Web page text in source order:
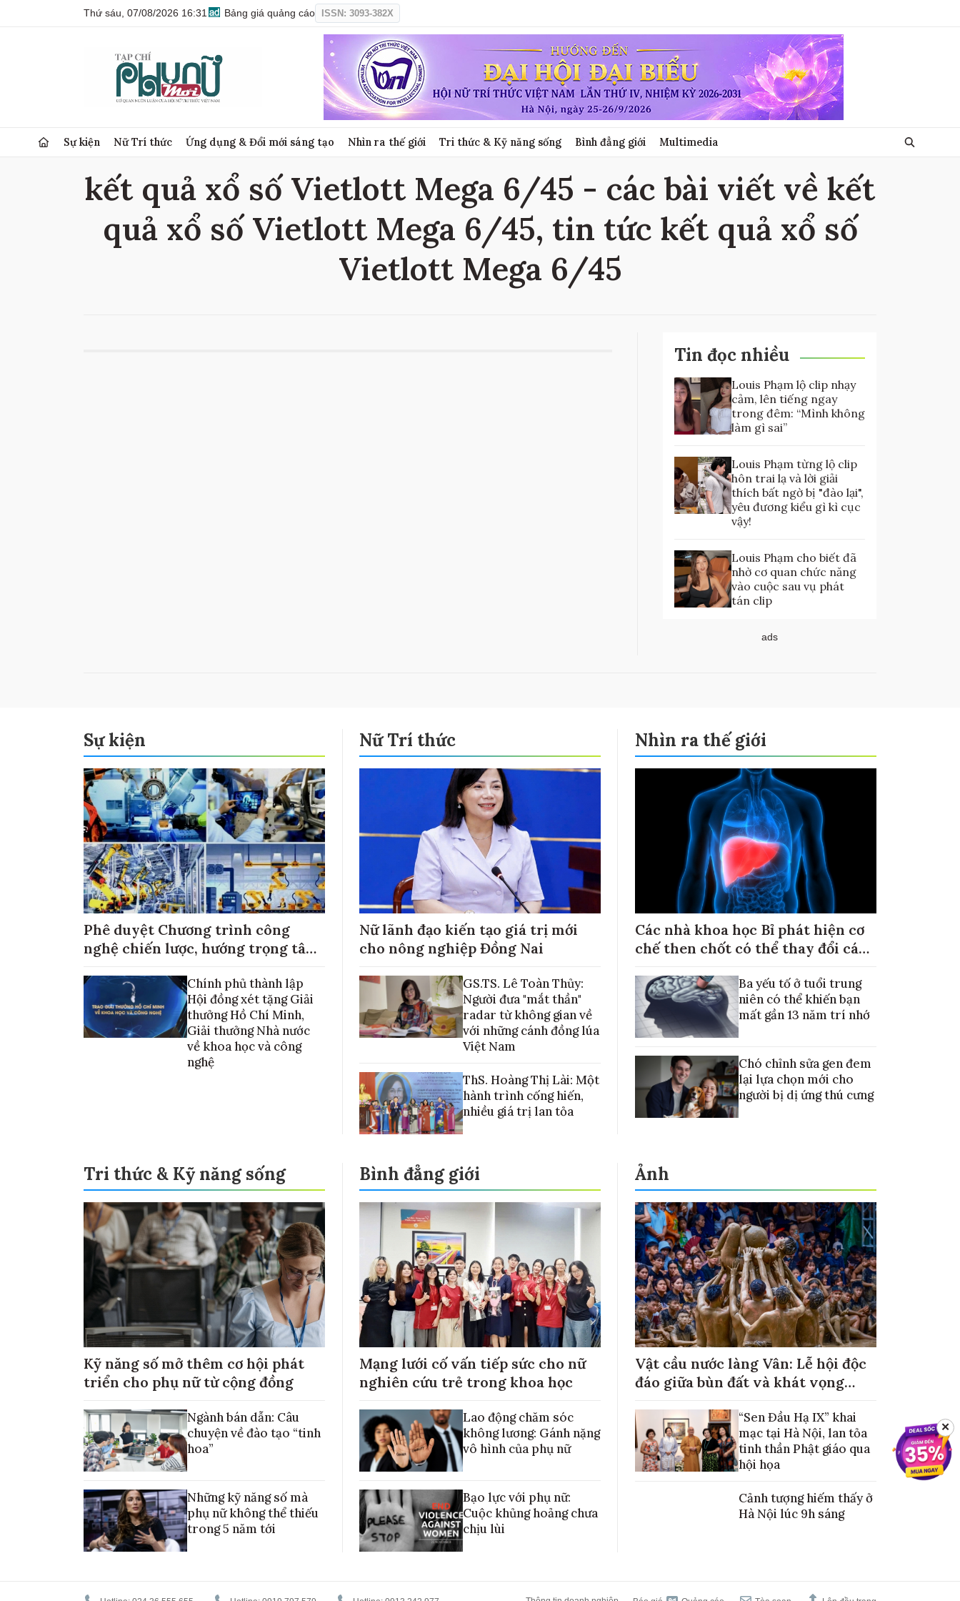
Thứ sáu, 07/08/2026 16:31 Bảng giá quảng cáo ISSN: 3093-382X
Sự kiện Nữ Trí thức Ứng dụng & Đổi mới sáng tạo Nhìn ra thế giới Tri thức & Kỹ năng sống Bình đẳng giới Multimedia
kết quả xổ số Vietlott Mega 6/45 - các bài viết về kết
quả xổ số Vietlott Mega 6/45, tin tức kết quả xổ số
Vietlott Mega 6/45
Tin đọc nhiều
Louis Phạm lộ clip nhạy
cảm, lên tiếng ngay
trong đêm: “Mình không
làm gì sai”
Louis Phạm từng lộ clip
hôn trai lạ và lời giải
thích bất ngờ bị "đào lại",
yêu đương kiểu gì kì cục
vậy!
Louis Phạm cho biết đã
nhờ cơ quan chức năng
vào cuộc sau vụ phát
tán clip
ads
Sự kiện
Phê duyệt Chương trình công
nghệ chiến lược, hướng trọng tâm
Chính phủ thành lập
Hội đồng xét tặng Giải
thưởng Hồ Chí Minh,
Giải thưởng Nhà nước
về khoa học và công
nghệ
Nữ Trí thức
Nữ lãnh đạo kiến tạo giá trị mới
cho nông nghiệp Đồng Nai
GS.TS. Lê Toàn Thủy:
Người đưa "mắt thần"
radar từ không gian về
với những cánh đồng lúa
Việt Nam
ThS. Hoàng Thị Lài: Một
hành trình cống hiến,
nhiều giá trị lan tỏa
Nhìn ra thế giới
Các nhà khoa học Bỉ phát hiện cơ
chế then chốt có thể thay đổi cách
Ba yếu tố ở tuổi trung
niên có thể khiến bạn
mất gần 13 năm trí nhớ
Chó chỉnh sửa gen đem
lại lựa chọn mới cho
người bị dị ứng thú cưng
Tri thức & Kỹ năng sống
Kỹ năng số mở thêm cơ hội phát
triển cho phụ nữ từ cộng đồng
Ngành bán dẫn: Câu
chuyện về đào tạo “tinh
hoa”
Những kỹ năng số mà
phụ nữ không thể thiếu
trong 5 năm tới
Bình đẳng giới
Mạng lưới cố vấn tiếp sức cho nữ
nghiên cứu trẻ trong khoa học
Lao động chăm sóc
không lương: Gánh nặng
vô hình của phụ nữ
Bạo lực với phụ nữ:
Cuộc khủng hoảng chưa
chịu lùi
Ảnh
Vật cầu nước làng Vân: Lễ hội độc
đáo giữa bùn đất và khát vọng
“Sen Đầu Hạ IX” khai
mạc tại Hà Nội, lan tỏa
tinh thần Phật giáo qua
hội họa
Cảnh tượng hiếm thấy ở
Hà Nội lúc 9h sáng
✕